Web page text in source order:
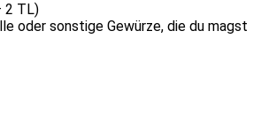
2 TL)
oder sonstige Gewürze, die du magst